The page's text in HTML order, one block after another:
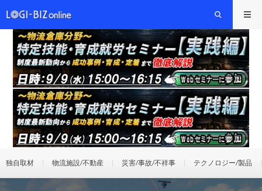
独自取材 物流施設/不動産 災害/事故/不祥事 テクノロジー/製品